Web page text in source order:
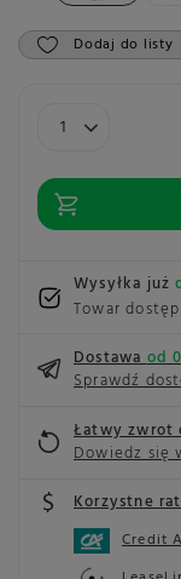
Dodaj do listy
Wysyłka już
Towar
Dostawaod
Sprawdź
Łatwy
Dowiedz się
Korzystne
Credit